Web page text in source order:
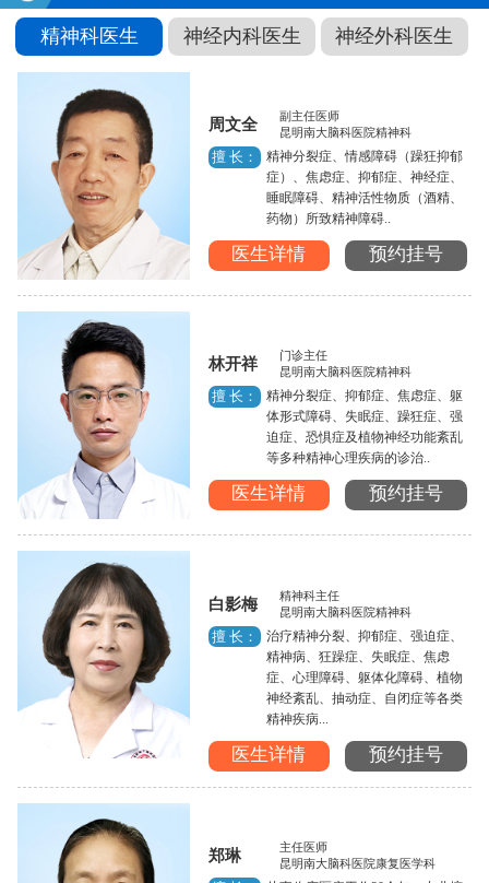
精神科医生 神经内科医生 神经外科医生
周文全
副主任医师
昆明南大脑科医院精神科
擅 长：
精神分裂症、情感障碍（躁狂抑郁
症）、焦虑症、抑郁症、神经症、
睡眠障碍、精神活性物质（酒精、
药物）所致精神障碍..
医生详情 预约挂号
林开祥
门诊主任
昆明南大脑科医院精神科
擅 长：
精神分裂症、抑郁症、焦虑症、躯
体形式障碍、失眠症、躁狂症、强
迫症、恐惧症及植物神经功能紊乱
等多种精神心理疾病的诊治..
医生详情 预约挂号
白影梅
精神科主任
昆明南大脑科医院精神科
擅 长：
治疗精神分裂、抑郁症、强迫症、
精神病、狂躁症、失眠症、焦虑
症、心理障碍、躯体化障碍、植物
神经紊乱、抽动症、自闭症等各类
精神疾病...
医生详情 预约挂号
郑琳
主任医师
昆明南大脑科医院康复医学科